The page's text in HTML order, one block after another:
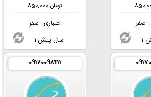
- صفر
850,000 تومان
اعتباری - صفر
1 سال پیش
09170098411